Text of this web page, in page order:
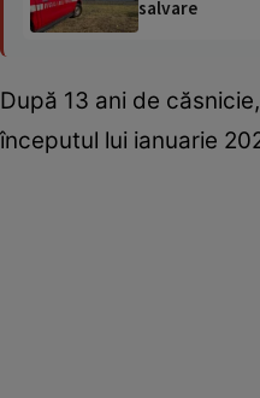
salvare
După 13 ani de
începutul lui ianuarie